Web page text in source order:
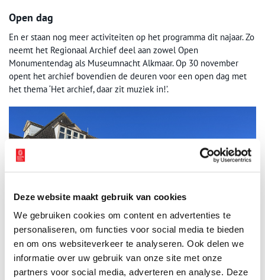
Deze website maakt gebruik van cookies
We gebruiken cookies om content en advertenties te
personaliseren, om functies voor social media te bieden
en om ons websiteverkeer te analyseren. Ook delen we
informatie over uw gebruik van onze site met onze
partners voor social media, adverteren en analyse. Deze
Open dag
En er staan nog meer activiteiten op het programma dit najaar. Zo
neemt het Regionaal Archief deel aan zowel Open
Monumentendag als Museumnacht Alkmaar. Op 30 november
opent het archief bovendien de deuren voor een open dag met
het thema ‘Het archief, daar zit muziek in!’.
Het Regionaal Archief aan de Bergerweg 1 in Alkmaar. Foto: Regionaal Archief
Alkmaar.